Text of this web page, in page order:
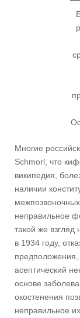
Многие
Schmorl, что
википедия,
наличии
неправильное
такой же
в 1934 году,
предположения,
асептический
основе
окостенения
неправильное